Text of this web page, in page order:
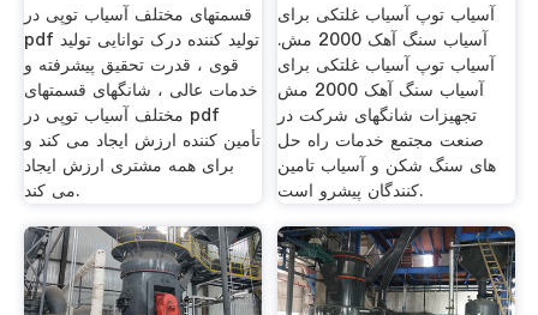
قسمتهای مختلف آسیاب توپی در
pdf تولید کننده درک توانایی تولید
قوی ، قدرت تحقیق پیشرفته و
خدمات عالی ، شانگهای قسمتهای
مختلف آسیاب توپی در pdf
تأمین کننده ارزش ایجاد می کند و
برای همه مشتری ارزش ایجاد
می کند.
آسیاب توپ آسیاب غلتکی برای
آسیاب سنگ آهک 2000 مش.
آسیاب توپ آسیاب غلتکی برای
آسیاب سنگ آهک 2000 مش
تجهیزات شانگهای شرکت در
صنعت مجتمع خدمات راه حل
های سنگ شکن و آسیاب تامین
کنندگان پیشرو است.